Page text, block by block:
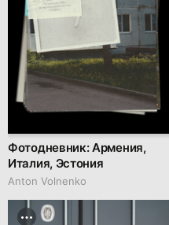
Фотодневник: Армения,
Италия, Эстония
Anton Volnenko